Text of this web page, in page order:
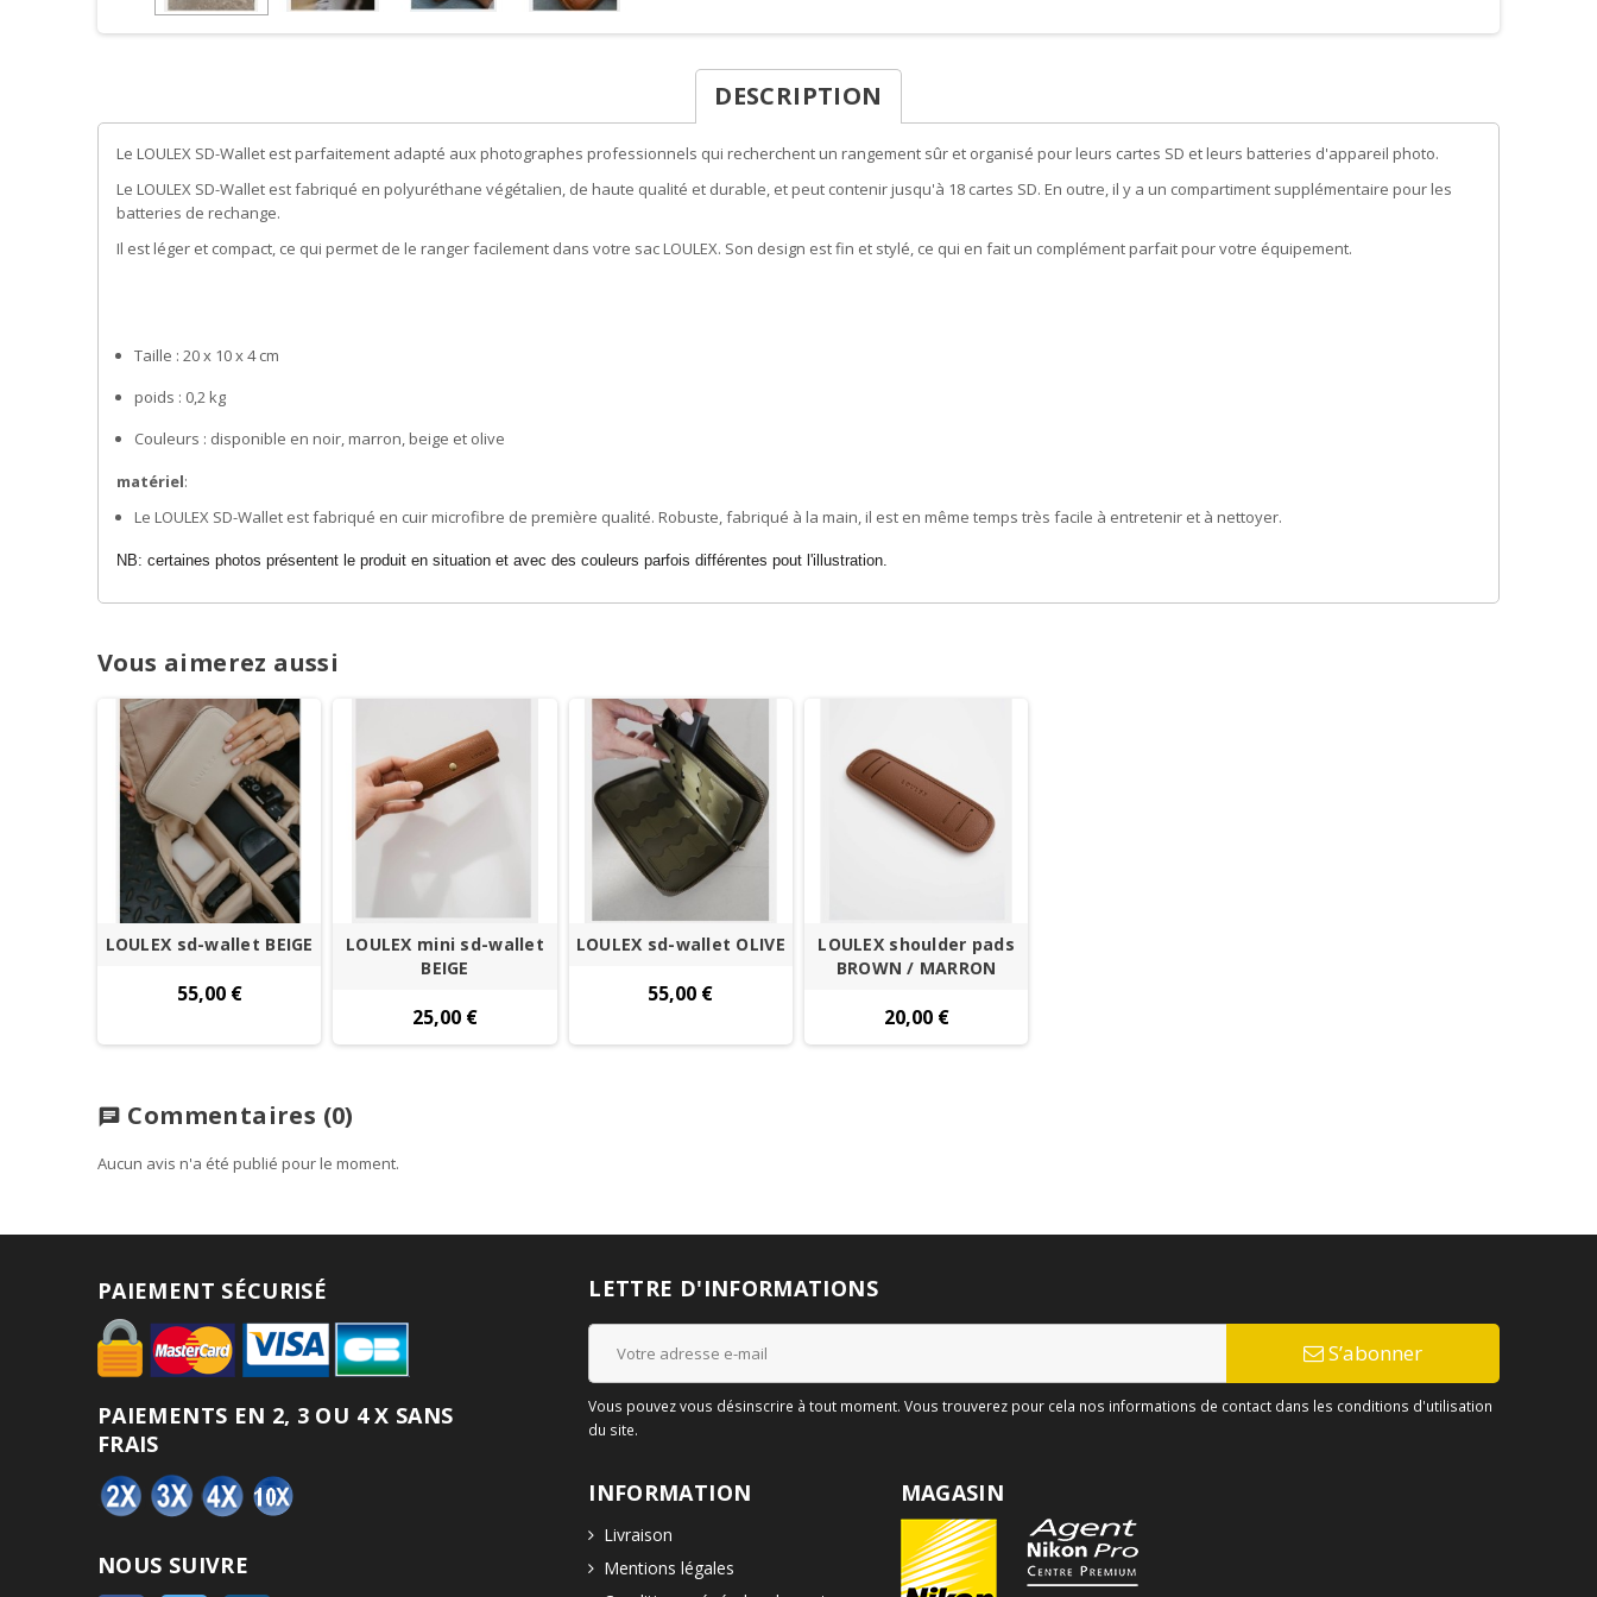
DESCRIPTION
Le LOULEX SD-Wallet est parfaitement adapté aux photographes professionnels qui recherchent un rangement sûr et organisé pour leurs cartes SD et leurs batteries d'appareil photo.
Le LOULEX SD-Wallet est fabriqué en polyuréthane végétalien, de haute qualité et durable, et peut contenir jusqu'à 18 cartes SD. En outre, il y a un compartiment supplémentaire pour les
batteries de rechange.
Il est léger et compact, ce qui permet de le ranger facilement dans votre sac LOULEX. Son design est fin et stylé, ce qui en fait un complément parfait pour votre équipement.
Taille : 20 x 10 x 4 cm
poids : 0,2 kg
Couleurs : disponible en noir, marron, beige et olive
matériel:
Le LOULEX SD-Wallet est fabriqué en cuir microfibre de première qualité. Robuste, fabriqué à la main, il est en même temps très facile à entretenir et à nettoyer.
NB: certaines photos présentent le produit en situation et avec des couleurs parfois différentes pout l'illustration.
Vous aimerez aussi
LOULEX sd-wallet BEIGE
55,00 €
LOULEX mini sd-wallet
BEIGE
25,00 €
LOULEX sd-wallet OLIVE
55,00 €
LOULEX shoulder pads
BROWN / MARRON
20,00 €
chat Commentaires (0)
Aucun avis n'a été publié pour le moment.
PAIEMENT SÉCURISÉ
PAIEMENTS EN 2, 3 OU 4 X SANS
FRAIS
NOUS SUIVRE
LETTRE D'INFORMATIONS
S’abonner
Vous pouvez vous désinscrire à tout moment. Vous trouverez pour cela nos informations de contact dans les conditions d'utilisation
du site.
INFORMATION
Livraison
Mentions légales
MAGASIN